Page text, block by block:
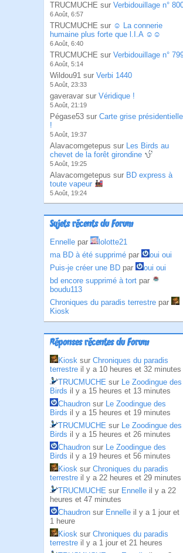
TRUCMUCHE sur Verbidouillage n°
6 Août, 6:57
TRUCMUCHE sur ☺ La connerie
humaine plus forte que l.I.A ☺☺
6 Août, 6:40
TRUCMUCHE sur Verbidouillage n°
6 Août, 5:14
Wildou91 sur Verbi 1440
5 Août, 23:33
gaveravar sur Véridique !
5 Août, 21:19
Pégase53 sur Carte grise présidentielle
!
5 Août, 19:37
Alavacomgetepus sur Les Birds au
chevet de la forêt girondine
5 Août, 19:25
Alavacomgetepus sur BD express à
toute vapeur
5 Août, 19:24
Sujets récents du Forum
Ennelle par
lolotte21
ma BD à été supprimé par
oui oui
Puis-je créer une BD par
oui oui
bd encore supprimé à tort par
boudu113
Chroniques du paradis terrestre par
Kiosk
Réponses récentes du Forum
Kiosk sur Chroniques du paradis
terrestre il y a 10 heures et 32 minutes
TRUCMUCHE sur Le Zoodingue des
Birds il y a 15 heures et 13 minutes
Chaudron sur Le Zoodingue des
Birds il y a 15 heures et 19 minutes
TRUCMUCHE sur Le Zoodingue des
Birds il y a 15 heures et 26 minutes
Chaudron sur Le Zoodingue des
Birds il y a 19 heures et 56 minutes
Kiosk sur Chroniques du paradis
terrestre il y a 22 heures et 29 minutes
TRUCMUCHE sur Ennelle il y a 22
heures et 47 minutes
Chaudron sur Ennelle il y a 1 jour et
1 heure
Kiosk sur Chroniques du paradis
terrestre il y a 1 jour et 21 heures